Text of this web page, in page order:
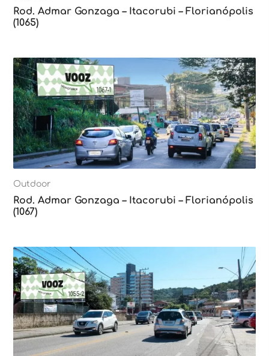
Rod. Admar Gonzaga – Itacorubi – Florianópolis
(1065)
Outdoor
Rod. Admar Gonzaga – Itacorubi – Florianópolis
(1067)